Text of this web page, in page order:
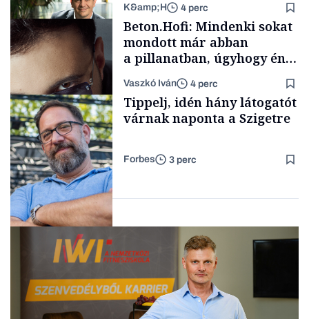
Elszámoltatás
TÁMOGATÓI
TARTALOM
K&amp;H 4 perc
Forbes-sztori
Beton.Hofi: Mindenki sokat
mondott már abban
a pillanatban, úgyhogy én
a legsarkosabb
gondolataimat akartam
kimondani
Vaszkó Iván 4 perc
Tippelj, idén hány látogatót
várnak naponta a Szigetre
Forbes 3 perc